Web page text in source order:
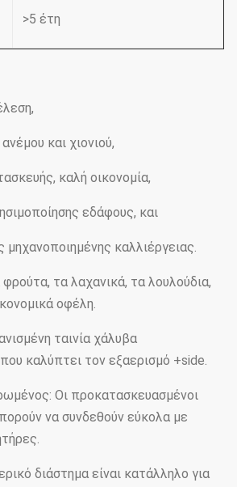
>5 έτη
και χιονιού,
καλή οικονομία,
εδάφους, και
καλλιέργειας.
τα λαχανικά, τα λουλούδια,
οφέλη.
ταινία χάλυβα
καλύπτει τον εξαερισμό +side.
Οι προκατασκευασμένοι
να συνδεθούν εύκολα με
διάστημα είναι κατάλληλο για